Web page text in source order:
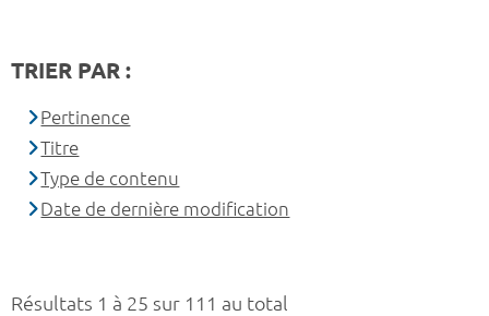
Résultats 1 à 25 sur 111 au total
TRIER PAR :
Pertinence
Titre
Type de contenu
Date de dernière modification